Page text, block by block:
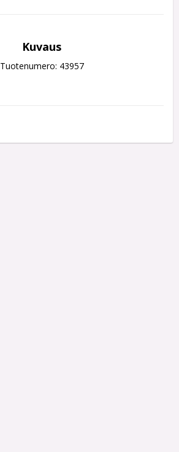
Kuvaus
Tuotenumero: 43957